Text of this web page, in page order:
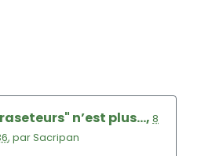
n’est plus..., 8
, parSacripan